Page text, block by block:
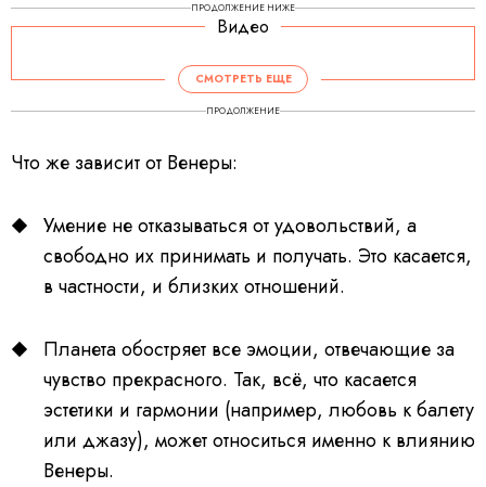
ПРОДОЛЖЕНИЕ НИЖЕ
Видео
СМОТРЕТЬ ЕЩЕ
ПРОДОЛЖЕНИЕ
Что же зависит от Венеры:
Умение не отказываться от удовольствий, а
свободно их принимать и получать. Это касается,
в частности, и близких отношений.
Планета обостряет все эмоции, отвечающие за
чувство прекрасного. Так, всё, что касается
эстетики и гармонии (например, любовь к балету
или джазу), может относиться именно к влиянию
Венеры.